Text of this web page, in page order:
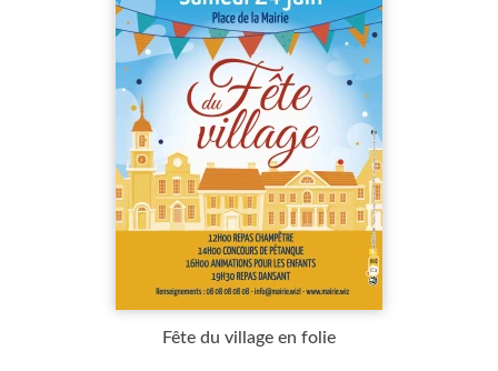
Fête du village en folie